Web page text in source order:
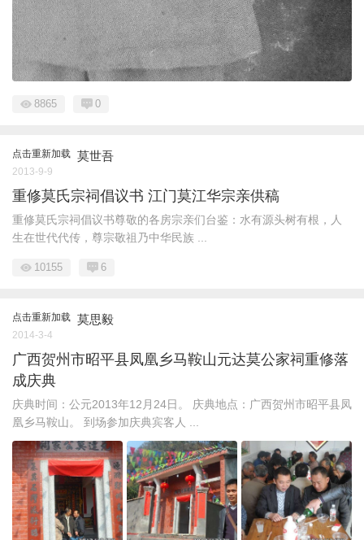
8865 0
点击重新加载 莫世吾
2013-9-9
重修莫氏宗祠倡议书 江门莫江华宗亲供稿
重修莫氏宗祠倡议书尊敬的各房宗亲们台鉴：水有源头树有根，人
生在世代代传，尊宗敬祖乃中华民族 ...
10155 6
点击重新加载 莫思毅
2014-3-4
广西贺州市昭平县凤凰乡马鞍山元达莫公家祠重修落
成庆典
庆典时间：公元2013年12月24日。 庆典地点：广西贺州市昭平县凤
凰乡马鞍山。 到场参加庆典宾客人 ...